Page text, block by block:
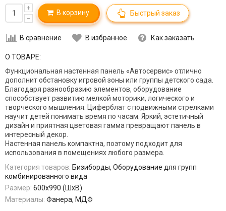
+
–
В корзину Быстрый заказ
В сравнение В избранное Как заказать
О ТОВАРЕ:
Функциональная настенная панель «Автосервис» отлично
дополнит обстановку игровой зоны или группы детского сада.
Благодаря разнообразию элементов, оборудование
способствует развитию мелкой моторики, логического и
творческого мышления. Циферблат с подвижными стрелками
научит детей понимать время по часам. Яркий, эстетичный
дизайн и приятная цветовая гамма превращают панель в
интересный декор.
Настенная панель компактна, поэтому подходит для
использования в помещениях любого размера.
Категория товаров: Бизиборды, Оборудование для групп
комбинированного вида
Размер: 600х990 (ШхВ)
Материалы: Фанера, МДФ